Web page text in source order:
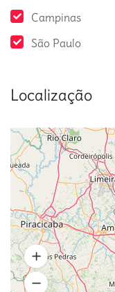
Campinas
São Paulo
Localização